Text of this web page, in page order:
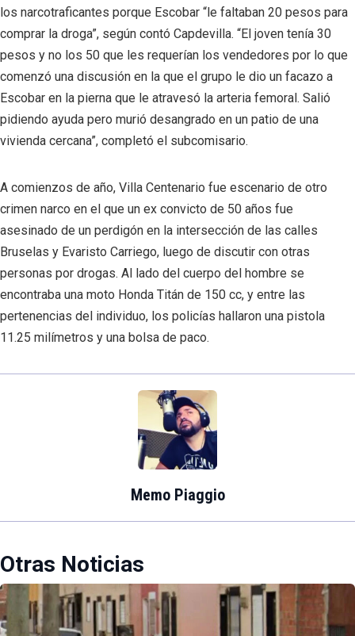
los narcotraficantes porque Escobar “le faltaban 20 pesos para
comprar la droga”, según contó Capdevilla. “El joven tenía 30
pesos y no los 50 que les requerían los vendedores por lo que
comenzó una discusión en la que el grupo le dio un facazo a
Escobar en la pierna que le atravesó la arteria femoral. Salió
pidiendo ayuda pero murió desangrado en un patio de una
vivienda cercana”, completó el subcomisario.
A comienzos de año, Villa Centenario fue escenario de otro
crimen narco en el que un ex convicto de 50 años fue
asesinado de un perdigón en la intersección de las calles
Bruselas y Evaristo Carriego, luego de discutir con otras
personas por drogas. Al lado del cuerpo del hombre se
encontraba una moto Honda Titán de 150 cc, y entre las
pertenencias del individuo, los policías hallaron una pistola
11.25 milímetros y una bolsa de paco.
Memo Piaggio
Otras Noticias